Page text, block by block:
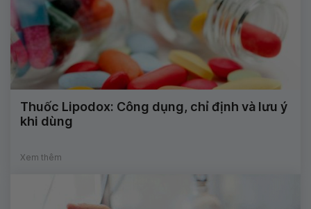
Thuốc Lipodox: Công dụng, chỉ định và lưu ý
khi dùng
Xem thêm